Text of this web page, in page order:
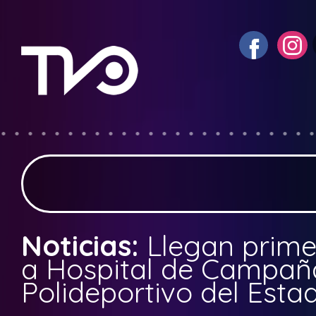
Noticias: Llegan
a Hospital de
Polideportivo del